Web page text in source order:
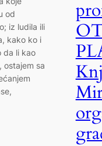
od
iz ludila ili
kako ko i
da li kao
ostajem sa